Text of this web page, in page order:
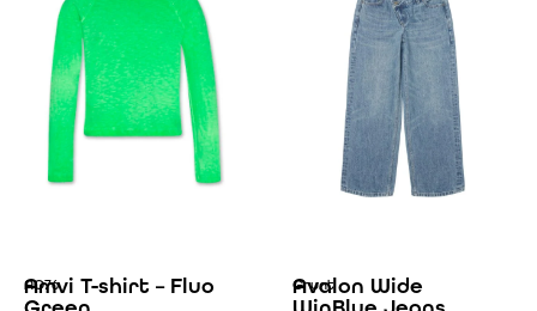
AO76
Amvi T-shirt – Fluo
Grunt
Avalon Wide